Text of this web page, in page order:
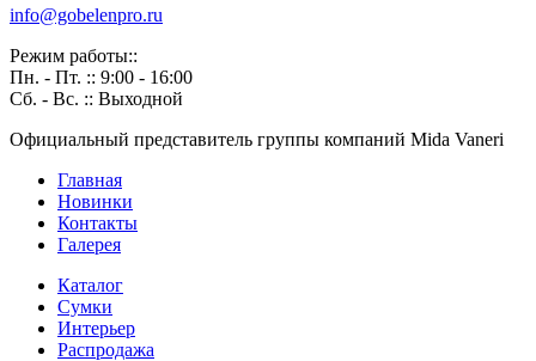
info@gobelenpro.ru
Режим работы::
Пн. - Пт. :: 9:00 - 16:00
Сб. - Вс. :: Выходной
Официальный представитель группы компаний Mida Vaneri
Главная
Новинки
Контакты
Галерея
Каталог
Сумки
Интерьер
Распродажа